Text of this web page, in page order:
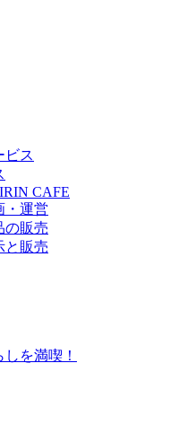
ビス
CAFE
・運営
の販売
と販売
を満喫！